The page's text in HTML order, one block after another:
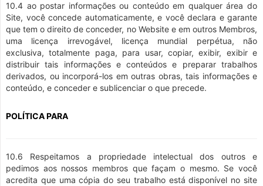
10.4 ao postar informações ou conteúdo em qualquer área do
Site, você concede automaticamente, e você declara e garante
que tem o direito de conceder, no Website e em outros Membros,
uma licença irrevogável, licença mundial perpétua, não
exclusiva, totalmente paga, para usar, copiar, exibir, exibir e
distribuir tais informações e conteúdos e preparar trabalhos
derivados, ou incorporá-los em outras obras, tais informações e
conteúdo, e conceder e sublicenciar o que precede.
POLÍTICA PARA
10.6 Respeitamos a propriedade intelectual dos outros e
pedimos aos nossos membros que façam o mesmo. Se você
acredita que uma cópia do seu trabalho está disponível no site